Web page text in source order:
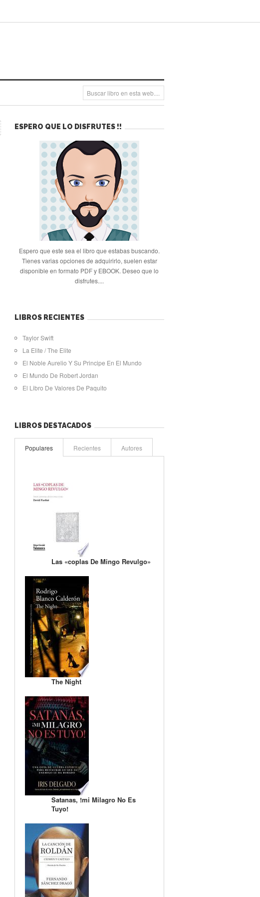
ESPERO QUE LO DISFRUTES !!
Espero que este sea el libro que estabas buscando.
Tienes varias opciones de adquirirlo, suelen estar
disponible en formato PDF y EBOOK. Deseo que lo
disfrutes....
LIBROS RECIENTES
Taylor Swift
La Elite / The Elite
El Noble Aurelio Y Su Principe En El Mundo
El Mundo De Robert Jordan
El Libro De Valores De Paquito
LIBROS DESTACADOS
Populares Recientes Autores
Las «coplas De Mingo Revulgo»
The Night
Satanas, !mi Milagro No Es
Tuyo!